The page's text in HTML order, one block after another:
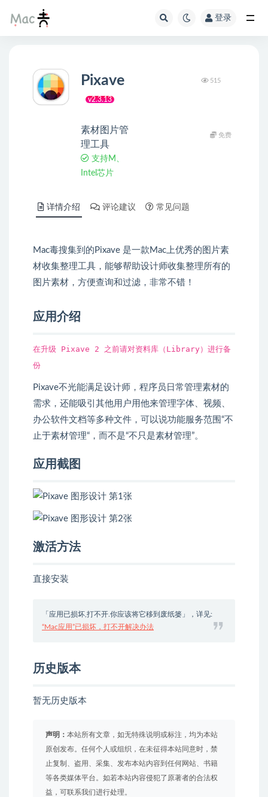
登录
Pixave
v2.3.13
素材图片管
理工具
支持M、
Intel芯片
515
免费
详情介绍 评论建议 常见问题
Mac毒搜集到的Pixave 是一款Mac上优秀的图片素
材收集整理工具，能够帮助设计师收集整理所有的
图片素材，方便查询和过滤，非常不错！
应用介绍
在升级 Pixave 2 之前请对资料库（Library）进行备
份
Pixave不光能满足设计师，程序员日常管理素材的
需求，还能吸引其他用户用他来管理字体、视频、
办公软件文档等多种文件，可以说功能服务范围“不
止于素材管理“，而不是“不只是素材管理”。
应用截图
激活方法
直接安装
「应用已损坏,打不开.你应该将它移到废纸篓」，详见:
“Mac应用”已损坏，打不开解决办法
历史版本
暂无历史版本
声明： 本站所有文章，如无特殊说明或标注，均为本站
原创发布。任何个人或组织，在未征得本站同意时，禁
止复制、盗用、采集、发布本站内容到任何网站、书籍
等各类媒体平台。如若本站内容侵犯了原著者的合法权
益，可联系我们进行处理。